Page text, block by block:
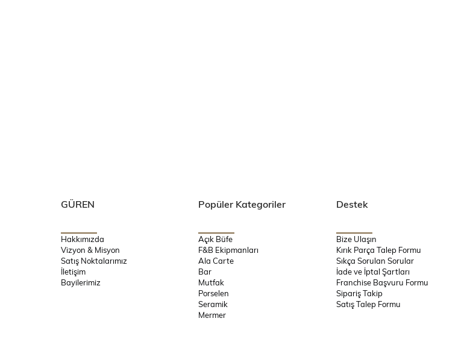
GÜREN
Hakkımızda
Vizyon & Misyon
Satış Noktalarımız
İletişim
Bayilerimiz
Popüler Kategoriler
Açık Büfe
F&B Ekipmanları
Ala Carte
Bar
Mutfak
Porselen
Seramik
Mermer
Destek
Bize Ulaşın
Kırık Parça Talep Formu
Sıkça Sorulan Sorular
İade ve İptal Şartları
Franchise Başvuru Formu
Sipariş Takip
Satış Talep Formu